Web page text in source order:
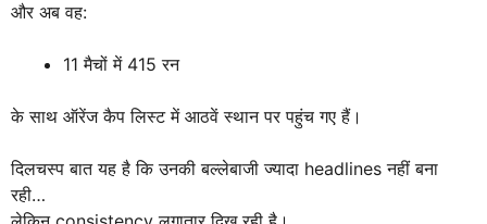
और अब वह:
11 मैचों में 415 रन
के साथ ऑरेंज कैप लिस्ट में आठवें स्थान पर पहुंच गए हैं।
दिलचस्प बात यह है कि उनकी बल्लेबाजी ज्यादा headlines नहीं बना
रही…